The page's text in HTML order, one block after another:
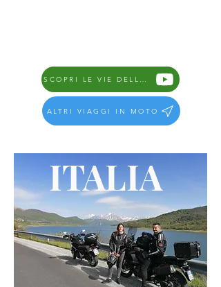
SCOPRI LE VIE DELLA SETA
ALTRI VIAGGI IN MOTO
ITALIA